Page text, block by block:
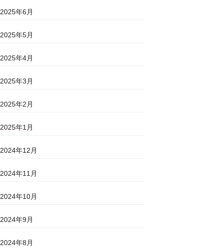
2025年6月
2025年5月
2025年4月
2025年3月
2025年2月
2025年1月
2024年12月
2024年11月
2024年10月
2024年9月
2024年8月